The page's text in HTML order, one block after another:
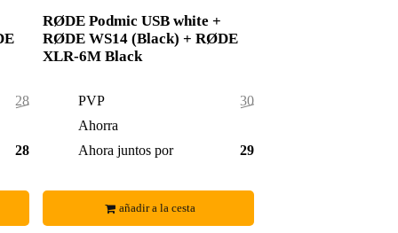
285,00 €
281,00 €
RØDE Podmic USB white +
RØDE WS14 (Black) + RØDE
XLR-6M Black
PVP
302,00 €
Ahorra
Ahora juntos por
299,00 €
añadir a la cesta